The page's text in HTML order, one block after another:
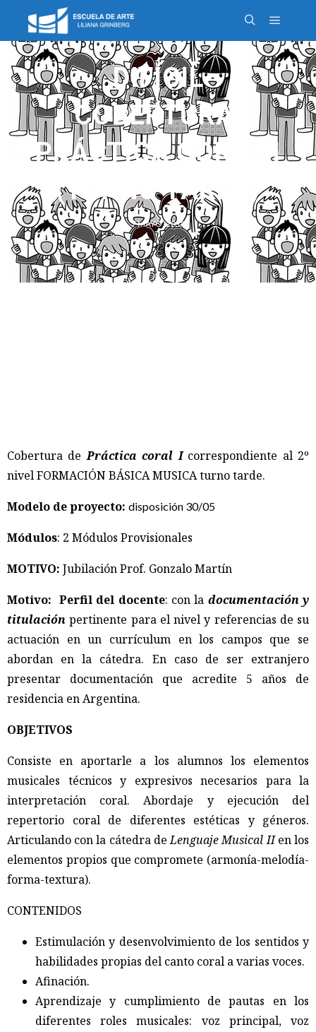
DIFÍCIL
COBERTURA:
PRÁCTICA CORAL I
(TURNO TARDE)
7 MAYO, 2018
Cobertura de Práctica coral Icorrespondiente al 2º
nivel FORMACIÓN BÁSICA MUSICA turno tarde.
Modelo de proyecto: disposición 30/05
Módulos: 2 Módulos Provisionales
MOTIVO: Jubilación Prof. Gonzalo Martín
Motivo: Perfil del docente: con la documentación y
titulación pertinente para el nivel y referencias de su
actuación en un currículum en los campos que se
abordan en la cátedra. En caso de ser extranjero
presentar documentación que acredite 5 años de
residencia en Argentina.
OBJETIVOS
Consiste en aportarle a los alumnos los elementos
musicales técnicos y expresivos necesarios para la
interpretación coral. Abordaje y ejecución del
repertorio coral de diferentes estéticas y géneros.
Articulando con la cátedra deLenguaje Musical IIen los
elementos propios que compromete (armonía-melodía-
forma-textura).
CONTENIDOS
Estimulación y desenvolvimiento de los sentidos y
habilidades propias del canto coral a varias voces.
Afinación.
Aprendizaje y cumplimiento de pautas en los
diferentes roles musicales: voz principal, voz